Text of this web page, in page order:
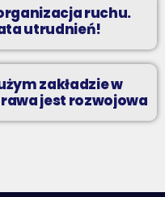
ruchu.
utrudnień!
zakładzie w
jest rozwojowa